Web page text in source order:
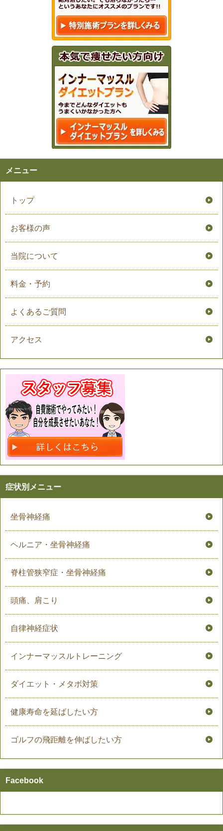
メニュー
トップ
お客様の声
当院について
料金・予約
よくあるご質問
アクセス
症状別メニュー
坐骨神経痛
ヘルニア・坐骨神経痛
脊柱管狭窄症・坐骨神経痛
頭痛、肩こり
自律神経症状
インナーマッスルトレーニング
ダイエット・メタボ対策
健康寿命を延ばしたい方
ゴルフの飛距離を伸ばしたい方
Facebook